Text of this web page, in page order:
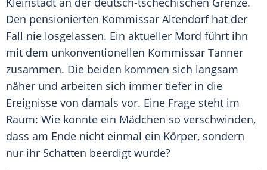
Den pensionierten Kommissar Altendorf hat der
Fall nie losgelassen. Ein aktueller Mord führt ihn
mit dem unkonventionellen Kommissar Tanner
zusammen. Die beiden kommen sich langsam
näher und arbeiten sich immer tiefer in die
Ereignisse von damals vor. Eine Frage steht im
Raum: Wie konnte ein Mädchen so verschwinden,
dass am Ende nicht einmal ein Körper, sondern
nur ihr Schatten beerdigt wurde?